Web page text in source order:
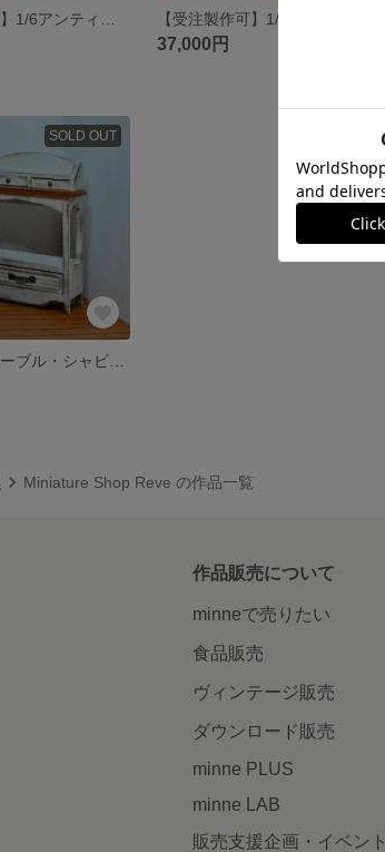
37,000円
SOLD OUT
Miniature Shop Reve の作品一覧
作品販売について
minneで売りたい
食品販売
ヴィンテージ販売
ダウンロード販売
minne PLUS
minne LAB
販売支援企画・イベント